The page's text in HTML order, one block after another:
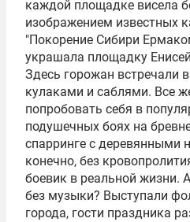
каждой площадке висела
изображением известных
"Покорение Сибири
украшала площадку
Здесь горожан встречали
кулаками и саблями. Все
попробовать себя в
подушечных боях на
спарринге с деревянными
конечно, без
боевик в реальной жизни.
без музыки? Выступали
города, гости праздника